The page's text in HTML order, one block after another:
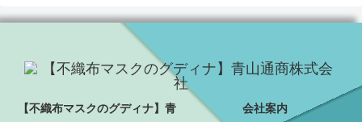
【不織布マスクのグディナ】青 会社案内